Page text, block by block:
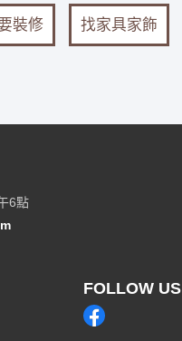
裝修 找家具家飾
6點
FOLLOW US